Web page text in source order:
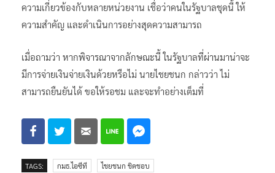
ความเกี่ยวข้องกับหลายหน่วยงาน เชื่อว่าคนในรัฐบาลชุดนี้ ให้
ความสำคัญ และดำเนินการอย่างสุดความสามารถ
เมื่อถามว่า หากพิจารณาจากลักษณะนี้ ในรัฐบาลที่ผ่านมาน่าจะ
มีการจ่ายเงินจ่ายเงินด้วยหรือไม่ นายไชยชนก กล่าวว่า ไม่
สามารถยืนยันได้ ขอให้รอชม และจะทำอย่างเต็มที่
TAGS: กมธ.ไอซีที ไชยชนก ชิดชอบ